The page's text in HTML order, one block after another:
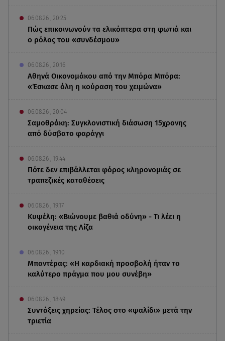
06.08.26 , 20:25
Πώς επικοινωνούν τα ελικόπτερα στη φωτιά και
ο ρόλος του «συνδέσμου»
06.08.26 , 20:16
Αθηνά Οικονομάκου από την Μπόρα Μπόρα:
«Έσκασε όλη η κούραση του χειμώνα»
06.08.26 , 20:04
Σαμοθράκη: Συγκλονιστική διάσωση 15χρονης
από δύσβατο φαράγγι
06.08.26 , 19:44
Πότε δεν επιβάλλεται φόρος κληρονομιάς σε
τραπεζικές καταθέσεις
06.08.26 , 19:17
Κυψέλη: «Βιώνουμε βαθιά οδύνη» - Τι λέει η
οικογένεια της Λίζα
06.08.26 , 19:10
Μπαντέρας: «Η καρδιακή προσβολή ήταν το
καλύτερο πράγμα που μου συνέβη»
06.08.26 , 18:49
Συντάξεις χηρείας: Τέλος στο «ψαλίδι» μετά την
τριετία